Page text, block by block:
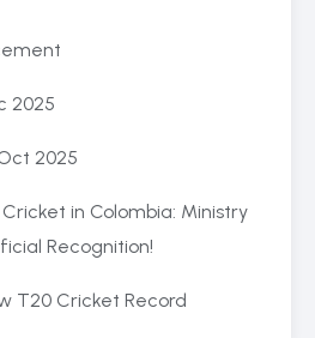
2025
2025
in Colombia: Ministry
Recognition!
T20 Cricket Record